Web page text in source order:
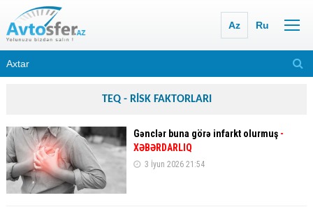
Az Ru
TEQ - RİSK FAKTORLARI
Gənclər buna görə infarkt olurmuş -
XƏBƏRDARLIQ
3 İyun 2026 21:54